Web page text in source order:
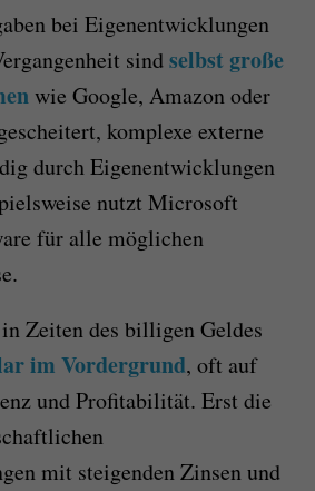
bei Eigenentwicklungen
sindselbst große
wie Google, Amazon oder
komplexe externe
durch Eigenentwicklungen
nutzt Microsoft
für alle möglichen
Zeiten des billigen Geldes
im Vordergrund, oft auf
und Profitabilität. Erst die
mit steigenden Zinsen und